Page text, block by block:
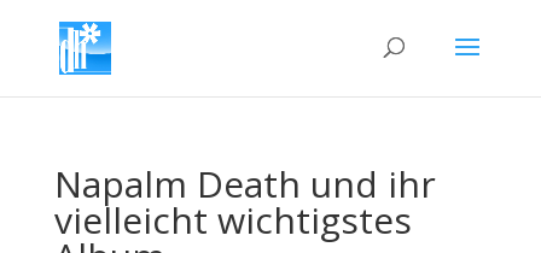
Napalm Death und ihr
vielleicht wichtigstes